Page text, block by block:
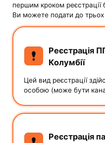
першим кроком реєстрації
Ви можете подати до
Реєстрація
Колумбії
Цей вид реєстрації
особою (може бути
Реєстрація